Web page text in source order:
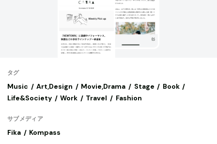
タグ
Music Art,Design Movie,Drama Stage
Book
Life&Society
Work Travel Fashion
サブメディア
Fika Kompass